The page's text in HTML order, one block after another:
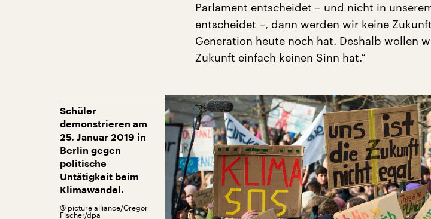
Parlament entscheidet – und nicht in
entscheidet –, dann werden wir keine
Generation heute noch hat. Deshalb wollen
Zukunft einfach keinen Sinn hat.“
Schüler
demonstrieren am
25. Januar 2019 in
Berlin gegen
politische
Untätigkeit beim
Klimawandel.
© picture alliance/Gregor
Fischer/dpa